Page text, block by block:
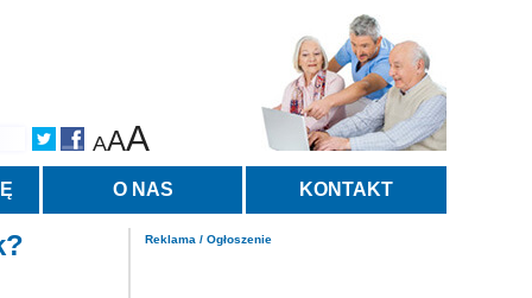
AAA
O NAS KONTAKT
Reklama / Ogłoszenie